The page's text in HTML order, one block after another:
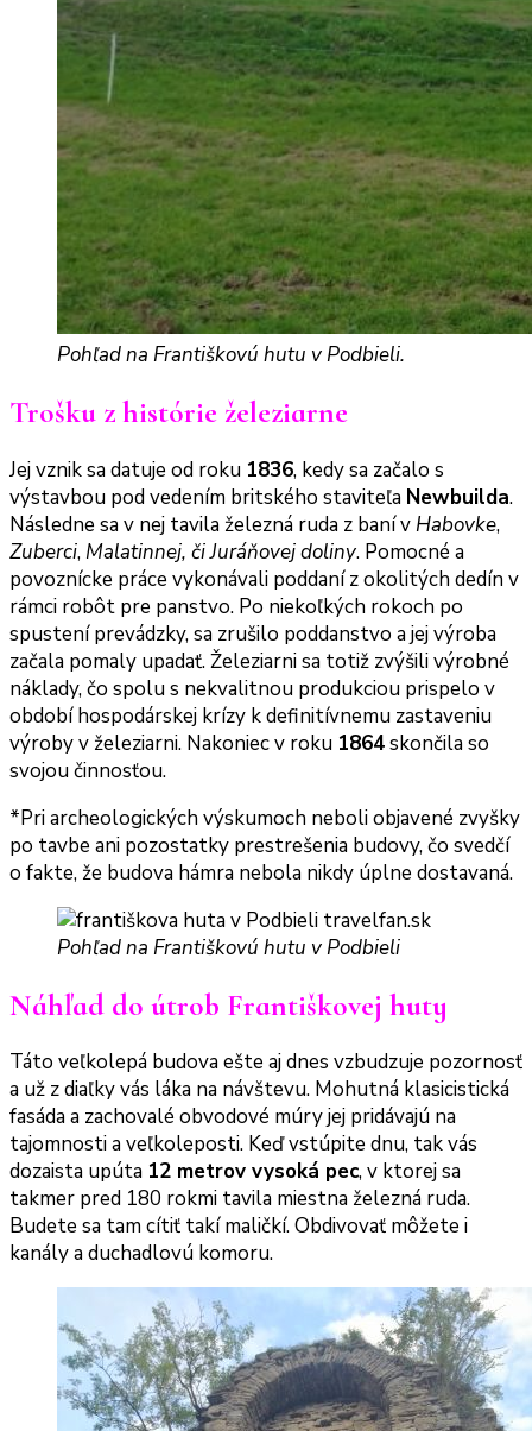
Pohľad na Františkovú hutu v Podbieli.
Trošku z histórie železiarne
Jej vznik sa datuje od roku 1836, kedy sa začalo s
výstavbou pod vedením britského staviteľa Newbuilda.
Následne sa v nej tavila železná ruda z baní vHabovke,
Zuberci, Malatinnej, či Juráňovej doliny. Pomocné a
povoznícke práce vykonávali poddaní z okolitých dedín v
rámci robôt pre panstvo. Po niekoľkých rokoch po
spustení prevádzky, sa zrušilo poddanstvo a jej výroba
začala pomaly upadať. Železiarni sa totiž zvýšili výrobné
náklady, čo spolu s nekvalitnou produkciou prispelo v
období hospodárskej krízy k definitívnemu zastaveniu
výroby v železiarni. Nakoniec v roku 1864skončila so
svojou činnosťou.
*Pri archeologických výskumoch neboli objavené zvyšky
po tavbe ani pozostatky prestrešenia budovy, čo svedčí
o fakte, že budova hámra nebola nikdy úplne dostavaná.
Pohľad na Františkovú hutu v Podbieli
Náhľad do útrob Františkovej huty
Táto veľkolepá budova ešte aj dnes vzbudzuje pozornosť
a už z diaľky vás láka na návštevu. Mohutná klasicistická
fasáda a zachovalé obvodové múry jej pridávajú na
tajomnosti a veľkoleposti. Keď vstúpite dnu, tak vás
dozaista upúta 12 metrov vysoká pec, v ktorej sa
takmer pred 180 rokmi tavila miestna železná ruda.
Budete sa tam cítiť takí maličkí. Obdivovať môžete i
kanály a duchadlovú komoru.